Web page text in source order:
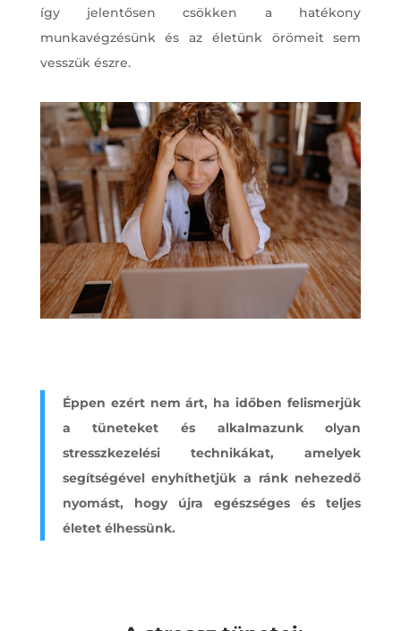
így jelentősen csökken a hatékony
munkavégzésünk és az életünk örömeit sem
vesszük észre.
Éppen ezért nem árt, ha időben felismerjük
a tüneteket és alkalmazunk olyan
stresszkezelési technikákat, amelyek
segítségével enyhíthetjük a ránk nehezedő
nyomást, hogy újra egészséges és teljes
életet élhessünk.